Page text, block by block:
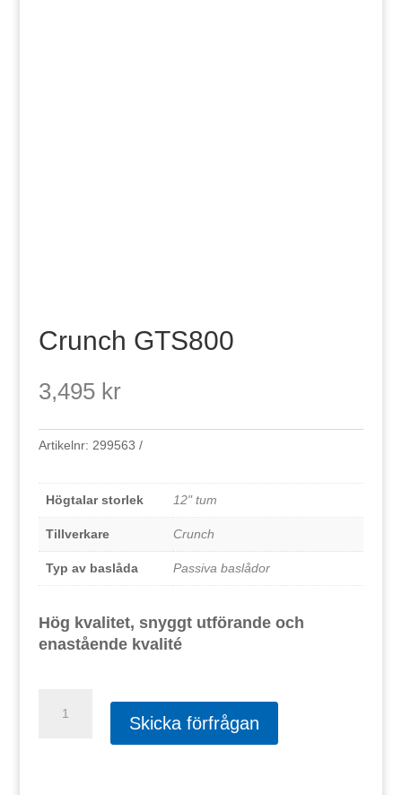
Crunch GTS800
3,495 kr
Artikelnr: 299563
Högtalar storlek 12" tum
Tillverkare Crunch
Typ av baslåda Passiva baslådor
Hög kvalitet, snyggt utförande och
enastående kvalité
GTS800
Skicka förfrågan